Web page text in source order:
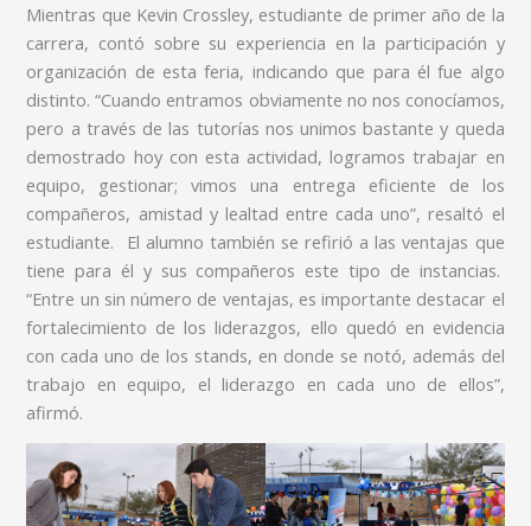
Mientras que Kevin Crossley, estudiante de primer año de la
carrera, contó sobre su experiencia en la participación y
organización de esta feria, indicando que para él fue algo
distinto. “Cuando entramos obviamente no nos conocíamos,
pero a través de las tutorías nos unimos bastante y queda
demostrado hoy con esta actividad, logramos trabajar en
equipo, gestionar; vimos una entrega eficiente de los
compañeros, amistad y lealtad entre cada uno”, resaltó el
estudiante. El alumno también se refirió a las ventajas que
tiene para él y sus compañeros este tipo de instancias.
“Entre un sin número de ventajas, es importante destacar el
fortalecimiento de los liderazgos, ello quedó en evidencia
con cada uno de los stands, en donde se notó, además del
trabajo en equipo, el liderazgo en cada uno de ellos”,
afirmó.